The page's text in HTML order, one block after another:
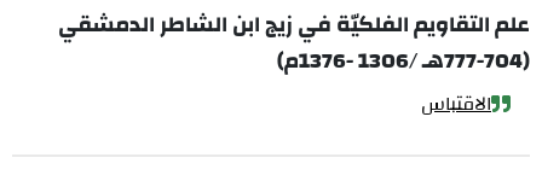
علم التقاويم الفلكيّة في زيج ابن الشاطر الدمشقي
(704-777هـ /1306 -1376م)
الاقتباس